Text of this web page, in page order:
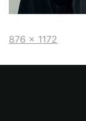
876 × 1172